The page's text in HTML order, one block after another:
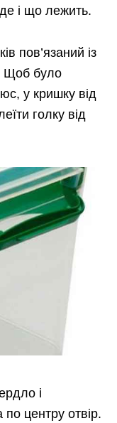
і що лежить.
пов’язаний із
Щоб було
у кришку від
голку від
і
центру отвір.